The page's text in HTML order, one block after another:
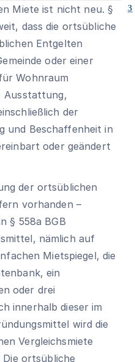
3
Miete ist nicht neu. §
dass die ortsübliche
Entgelten
oder einer
Wohnraum
Ausstattung,
der
und Beschaffenheit in
oder geändert
der ortsüblichen
vorhanden –
§ 558a BGB
nämlich auf
Mietspiegel, die
ein
oder drei
innerhalb dieser im
wird die
Vergleichsmiete
Die ortsübliche